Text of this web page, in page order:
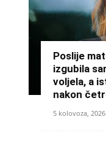
Poslije
izgubila
voljela, a
nakon
5 kolovoza, 2026